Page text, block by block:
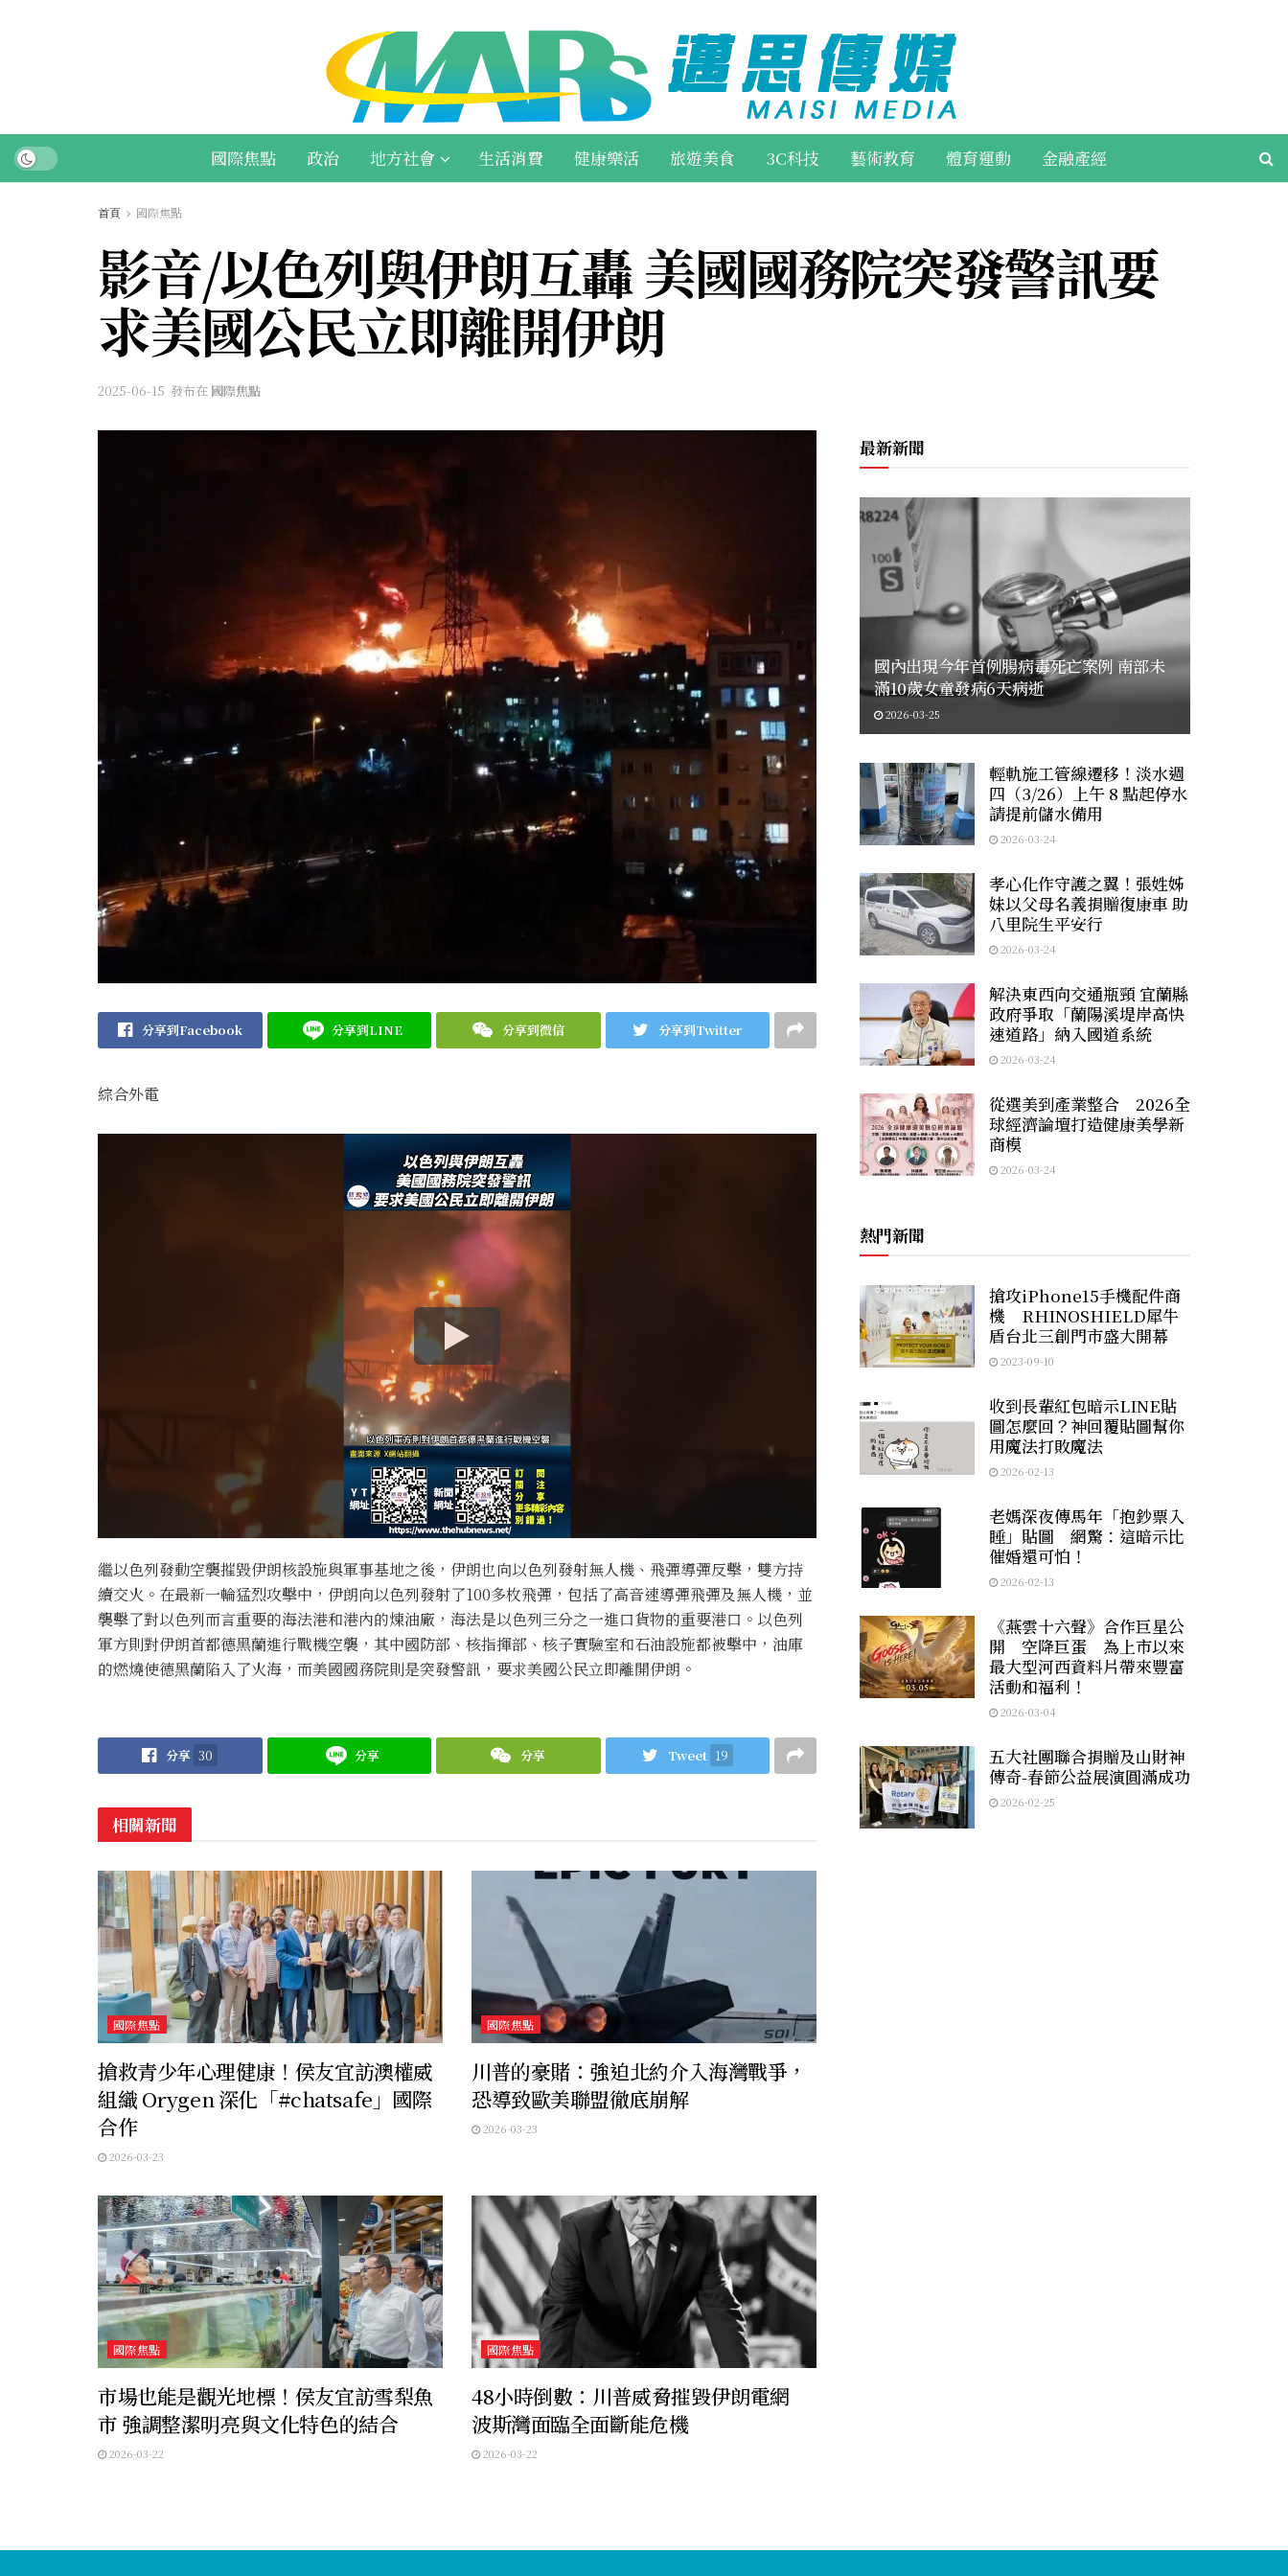
國際焦點 政治 地方社會 生活消費 健康樂活 旅遊美食 3C科技 藝術教育 體育運動 金融產經
首頁 國際焦點
影音/以色列與伊朗互轟 美國國務院突發警訊要
求美國公民立即離開伊朗
2025-06-15 發布在 國際焦點
分享到Facebook 分享到LINE 分享到微信 分享到Twitter
綜合外電
繼以色列發動空襲摧毀伊朗核設施與軍事基地之後，伊朗也向以色列發射無人機、飛彈導彈反擊，雙方持
續交火。在最新一輪猛烈攻擊中，伊朗向以色列發射了100多枚飛彈，包括了高音速導彈飛彈及無人機，並
襲擊了對以色列而言重要的海法港和港內的煉油廠，海法是以色列三分之一進口貨物的重要港口。以色列
軍方則對伊朗首都德黑蘭進行戰機空襲，其中國防部、核指揮部、核子實驗室和石油設施都被擊中，油庫
的燃燒使德黑蘭陷入了火海，而美國國務院則是突發警訊，要求美國公民立即離開伊朗。
分享 30 分享 分享 Tweet 19
相關新聞
國際焦點
搶救青少年心理健康！侯友宜訪澳權威
組織 Orygen 深化「#chatsafe」國際
合作
2026-03-23
國際焦點
川普的豪賭：強迫北約介入海灣戰爭，
恐導致歐美聯盟徹底崩解
2026-03-23
國際焦點
市場也能是觀光地標！侯友宜訪雪梨魚
市 強調整潔明亮與文化特色的結合
2026-03-22
國際焦點
48小時倒數：川普威脅摧毀伊朗電網
波斯灣面臨全面斷能危機
2026-03-22
最新新聞
國內出現今年首例腸病毒死亡案例 南部未
滿10歲女童發病6天病逝
2026-03-25
輕軌施工管線遷移！淡水週
四（3/26）上午 8 點起停水
請提前儲水備用
2026-03-24
孝心化作守護之翼！張姓姊
妹以父母名義捐贈復康車 助
八里院生平安行
2026-03-24
解決東西向交通瓶頸 宜蘭縣
政府爭取「蘭陽溪堤岸高快
速道路」納入國道系統
2026-03-24
從選美到產業整合 2026全
球經濟論壇打造健康美學新
商模
2026-03-24
熱門新聞
搶攻iPhone15手機配件商
機 RHINOSHIELD犀牛
盾台北三創門市盛大開幕
2023-09-10
收到長輩紅包暗示LINE貼
圖怎麼回？神回覆貼圖幫你
用魔法打敗魔法
2026-02-13
老媽深夜傳馬年「抱鈔票入
睡」貼圖 網驚：這暗示比
催婚還可怕！
2026-02-13
《燕雲十六聲》合作巨星公
開 空降巨蛋 為上市以來
最大型河西資料片帶來豐富
活動和福利！
2026-03-04
五大社團聯合捐贈及山財神
傳奇-春節公益展演圓滿成功
2026-02-25